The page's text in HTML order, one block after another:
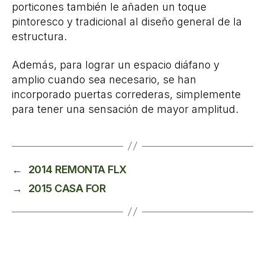
porticones también le añaden un toque
pintoresco y tradicional al diseño general de la
estructura.
Además, para lograr un espacio diáfano y
amplio cuando sea necesario, se han
incorporado puertas correderas, simplemente
para tener una sensación de mayor amplitud.
←
2014 REMONTA FLX
→
2015 CASA FOR